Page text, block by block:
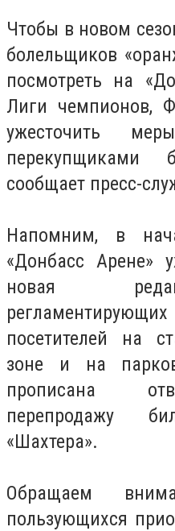
Чтобы в новом
болельщиков
посмотреть на
Лиги чемпионов,
ужесточить
сообщает пресс-
Напомним, в
«Донбасс Арене»
новая
посетителей на
зоне и на
прописана
перепродажу
«Шахтера».
Обращаем
пользующихся